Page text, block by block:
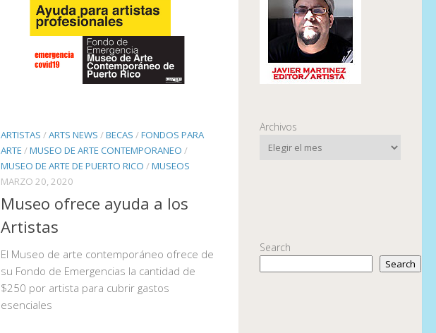
ARTISTAS /ARTS NEWS /BECAS /FONDOS PARA
ARTE /MUSEO DE ARTE CONTEMPORANEO /
MUSEO DE ARTE DE PUERTO RICO /MUSEOS
MARZO 20, 2020
Museo ofrece ayuda a los
Artistas
El Museo de arte contemporáneo ofrece de
su Fondo de Emergencias la cantidad de
$250 por artista para cubrir gastos
esenciales
Archivos
Search
Search